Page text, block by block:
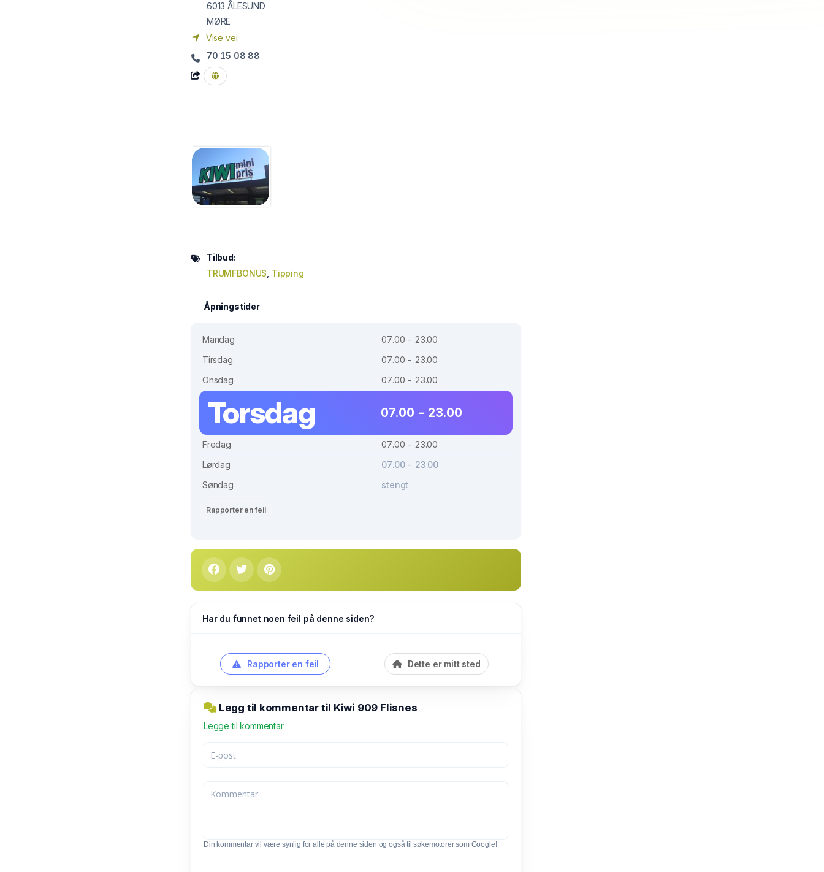
6013 ÅLESUND
MØRE
Vise vei
70 15 08 88
Tilbud:
TRUMFBONUS Tipping
Åpningstider
Mandag
07.00 - 23.00
Tirsdag
07.00 - 23.00
Onsdag
07.00 - 23.00
Torsdag 07.00 - 23.00
Fredag
07.00 - 23.00
Lørdag
07.00 - 23.00
Søndag
stengt
Rapporter en feil
Har du funnet noen feil på denne siden?
Rapporter en feil Dette er mitt sted
Legg til kommentar til Kiwi 909 Flisnes
Legge til kommentar
Din kommentar vil være synlig for alle på denne siden og også til søkemotorer som Google!